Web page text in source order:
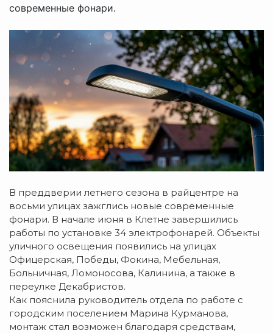
современные фонари.
В преддверии летнего сезона в райцентре на
восьми улицах зажглись новые современные
фонари. В начале июня в Клетне завершились
работы по установке 34 электрофонарей. Объекты
уличного освещения появились на улицах
Офицерская, Победы, Фокина, Мебельная,
Больничная, Ломоносова, Калинина, а также в
переулке Декабристов.
Как пояснила руководитель отдела по работе с
городским поселением Марина Курманова,
монтаж стал возможен благодаря средствам,